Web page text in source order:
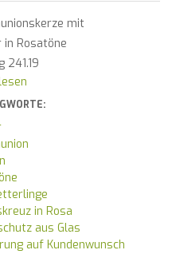
mit
in Rosatöne
241.19
in Rosa
aus Glas
auf Kundenwunsch